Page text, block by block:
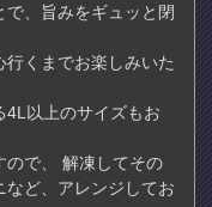
、旨みをギュッと閉
くまでお楽しみいた
4L以上のサイズもお
ので、 解凍してその
など、アレンジしてお